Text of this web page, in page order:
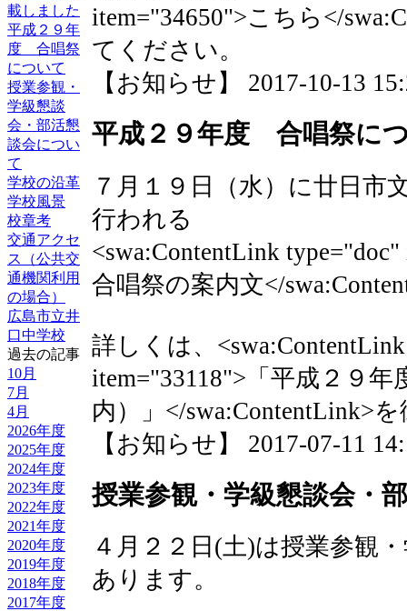
載しました
平成２９年
度 合唱祭
について
授業参観・
学級懇談
会・部活懇
談会につい
て
学校の沿革
学校風景
校章考
交通アクセ
ス（公共交
通機関利用
の場合）
広島市立井
口中学校
過去の記事
10月
7月
4月
2026年度
2025年度
2024年度
2023年度
2022年度
2021年度
2020年度
2019年度
2018年度
2017年度
item="34650">こちら</
てください。
【お知らせ】 2017-10-13
平成２９年度 合唱祭に
７月１９日（水）に廿日市
行われる
<swa:ContentLink
合唱祭の案内文</
詳しくは、
item="33118">「平成２９
内）」</swa:ContentLink>
【お知らせ】 2017-07-11
授業参観・学級懇談会・
４月２２日(土)は授業参観
あります。